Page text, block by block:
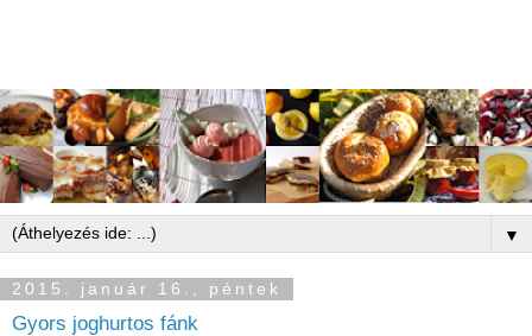
▼
2015. január 16., péntek
Gyors joghurtos fánk